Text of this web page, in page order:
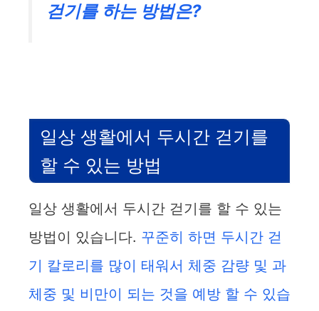
걷기를 하는 방법은?
일상 생활에서 두시간 걷기를
할 수 있는 방법
일상 생활에서 두시간 걷기를 할 수 있는
방법이 있습니다. 꾸준히 하면 두시간 걷
기 칼로리를 많이 태워서 체중 감량 및 과
체중 및 비만이 되는 것을 예방 할 수 있습